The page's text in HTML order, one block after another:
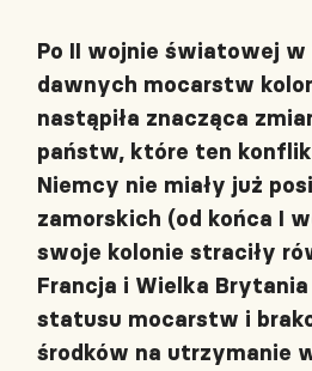
Po II wojnie światowej
dawnych mocarstw
nastąpiła znacząca
państw, które ten
Niemcy nie miały już
zamorskich (od końca I
swoje kolonie straciły
Francja i Wielka
statusu mocarstw i
środków na utrzymanie